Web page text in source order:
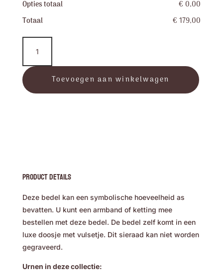
Opties totaal
€ 0,00
Totaal
€ 179,00
Bead
aantal
Toevoegen aan winkelwagen
Product Details
Deze bedel kan een symbolische hoeveelheid as
bevatten. U kunt een armband of ketting mee
bestellen met deze bedel. De bedel zelf komt in een
luxe doosje met vulsetje. Dit sieraad kan niet worden
gegraveerd.
Urnen in deze collectie: